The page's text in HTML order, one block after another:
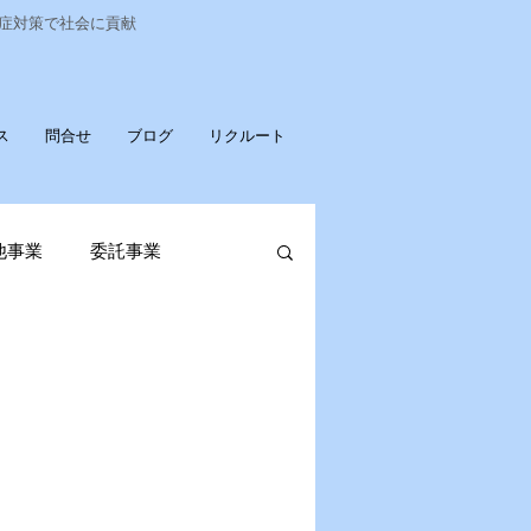
対策で社会に貢献
問合せ ブログ リクルート
事業 委託事業